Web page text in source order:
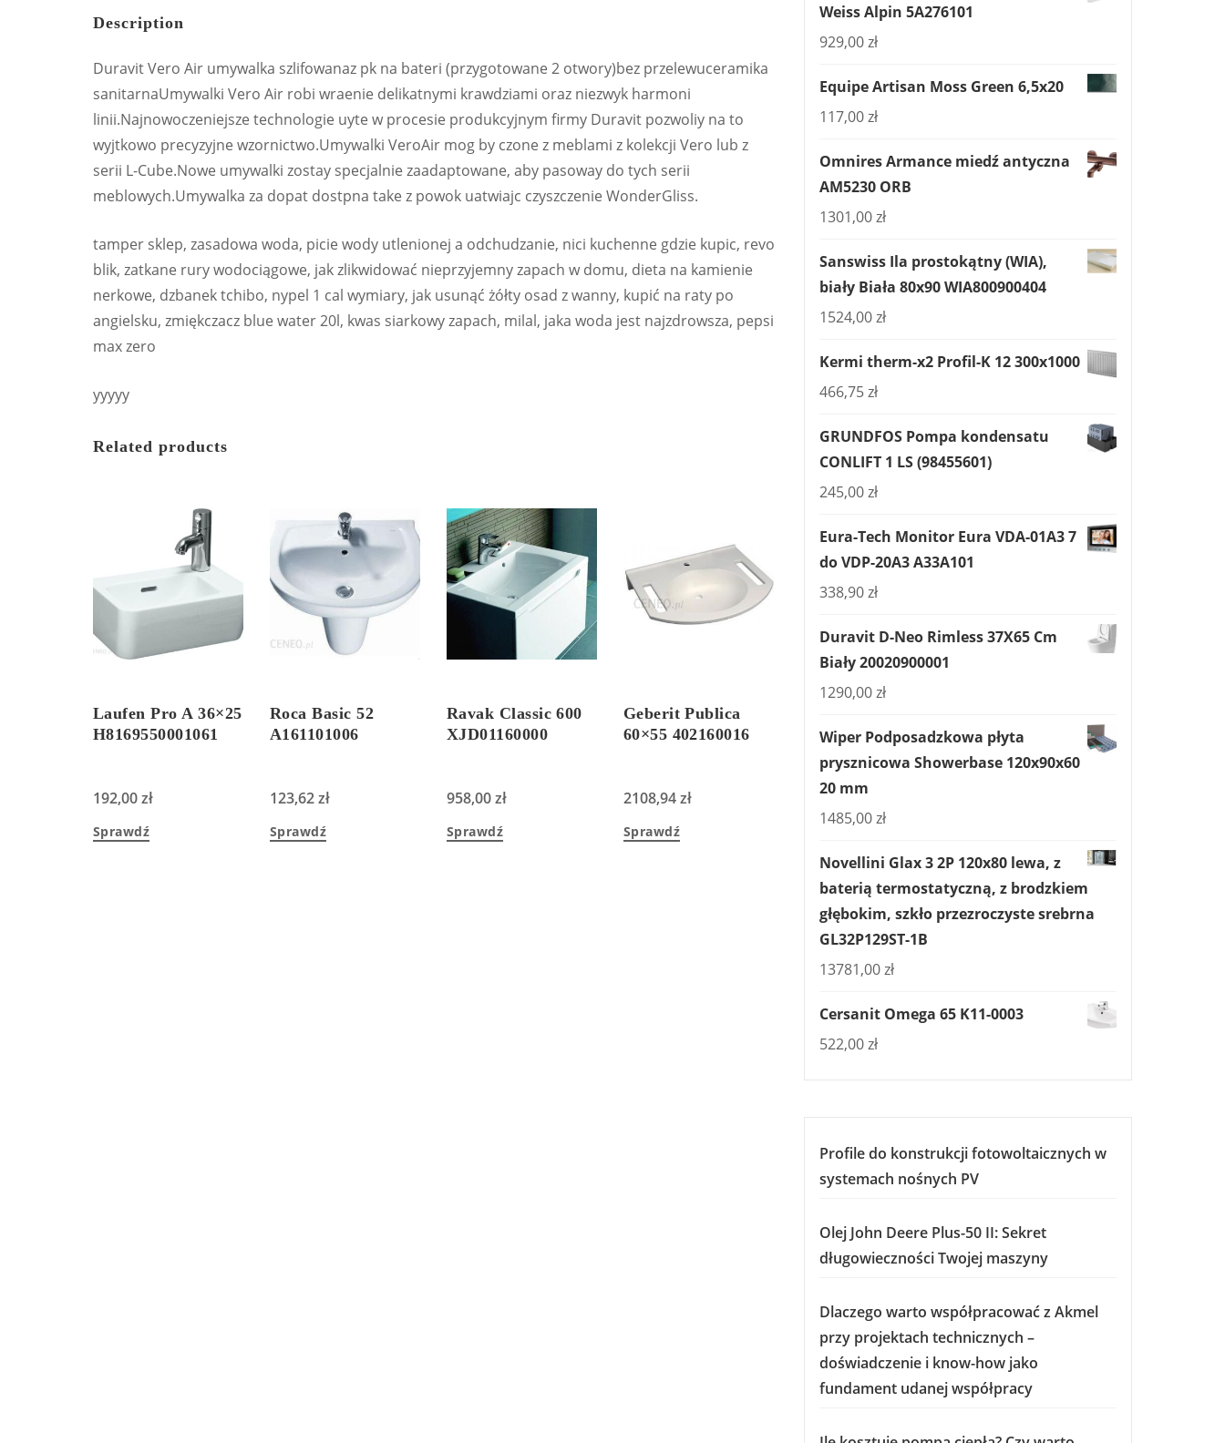
Description
Duravit Vero Air umywalka szlifowanaz pk na bateri (przygotowane 2 otwory)bez przelewuceramika
sanitarnaUmywalki Vero Air robi wraenie delikatnymi krawdziami oraz niezwyk harmoni
linii.Najnowoczeniejsze technologie uyte w procesie produkcyjnym firmy Duravit pozwoliy na to
wyjtkowo precyzyjne wzornictwo.Umywalki VeroAir mog by czone z meblami z kolekcji Vero lub z
serii L-Cube.Nowe umywalki zostay specjalnie zaadaptowane, aby pasoway do tych serii
meblowych.Umywalka za dopat dostpna take z powok uatwiajc czyszczenie WonderGliss.
tamper sklep, zasadowa woda, picie wody utlenionej a odchudzanie, nici kuchenne gdzie kupic, revo
blik, zatkane rury wodociągowe, jak zlikwidować nieprzyjemny zapach w domu, dieta na kamienie
nerkowe, dzbanek tchibo, nypel 1 cal wymiary, jak usunąć żółty osad z wanny, kupić na raty po
angielsku, zmiękczacz blue water 20l, kwas siarkowy zapach, milal, jaka woda jest najzdrowsza, pepsi
max zero
yyyyy
Related products
Laufen Pro A 36×25
H8169550001061
192,00zł
Sprawdź
Roca Basic 52
A161101006
123,62zł
Sprawdź
Ravak Classic 600
XJD01160000
958,00zł
Sprawdź
Geberit Publica
60×55 402160016
2108,94zł
Sprawdź
Weiss Alpin 5A276101
929,00zł
Equipe Artisan Moss Green 6,5x20
117,00zł
Omnires Armance miedź antyczna
AM5230 ORB
1301,00zł
Sanswiss Ila prostokątny (WIA),
biały Biała 80x90 WIA800900404
1524,00zł
Kermi therm-x2 Profil-K 12 300x1000
466,75zł
GRUNDFOS Pompa kondensatu
CONLIFT 1 LS (98455601)
245,00zł
Eura-Tech Monitor Eura VDA-01A3 7
do VDP-20A3 A33A101
338,90zł
Duravit D-Neo Rimless 37X65 Cm
Biały 20020900001
1290,00zł
Wiper Podposadzkowa płyta
prysznicowa Showerbase 120x90x60
20 mm
1485,00zł
Novellini Glax 3 2P 120x80 lewa, z
baterią termostatyczną, z brodzkiem
głębokim, szkło przezroczyste srebrna
GL32P129ST-1B
13781,00zł
Cersanit Omega 65 K11-0003
522,00zł
Profile do konstrukcji fotowoltaicznych w
systemach nośnych PV
Olej John Deere Plus-50 II: Sekret
długowieczności Twojej maszyny
Dlaczego warto współpracować z Akmel
przy projektach technicznych –
doświadczenie i know-how jako
fundament udanej współpracy